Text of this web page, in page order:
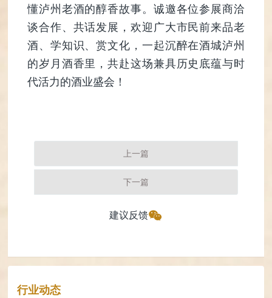
懂泸州老酒的醇香故事。诚邀各位参展商洽
谈合作、共话发展，欢迎广大市民前来品老
酒、学知识、赏文化，一起沉醉在酒城泸州
的岁月酒香里，共赴这场兼具历史底蕴与时
代活力的酒业盛会！
上一篇
下一篇
建议反馈
行业动态